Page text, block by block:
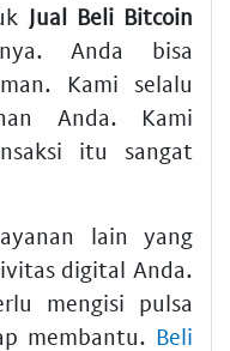
Jual Beli Bitcoin
Anda bisa
Kami selalu
Anda. Kami
itu sangat
lain yang
digital Anda.
mengisi pulsa
membantu. Beli